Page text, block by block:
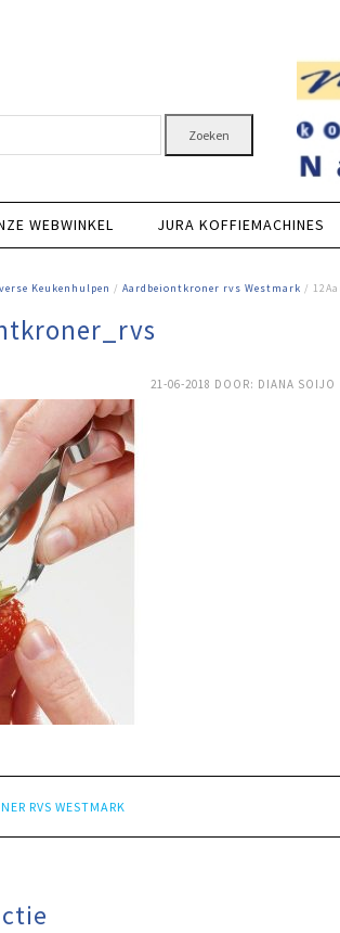
Zoeken
WEBWINKEL JURA KOFFIEMACHINES
Keukenhulpen / Aardbeiontkroner rvs Westmark /
21-06-2018 DOOR: DIANA SOIJO
RVS WESTMARK